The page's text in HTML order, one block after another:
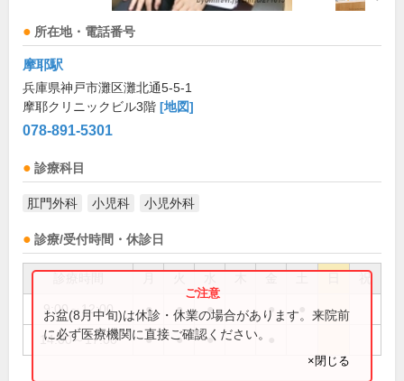
所在地・電話番号
摩耶駅
兵庫県神戸市灘区灘北通5-5-1
摩耶クリニックビル3階 [地図]
078-891-5301
診療科目
肛門外科 小児科 小児外科
診療/受付時間・休診日
祝
9:00～12:00 ● ● ● ●
14:00～17:00 ● ● ●
お盆(8月中旬)は休診・休業の場合があります。来院前
に必ず医療機関に直接ご確認ください。
×閉じる